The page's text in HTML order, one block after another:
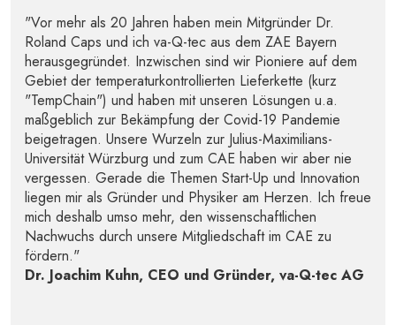
"Vor mehr als 20 Jahren haben mein Mitgründer Dr.
Roland Caps und ich va-Q-tec aus dem ZAE Bayern
herausgegründet. Inzwischen sind wir Pioniere auf dem
Gebiet der temperaturkontrollierten Lieferkette (kurz
"TempChain") und haben mit unseren Lösungen u.a.
maßgeblich zur Bekämpfung der Covid-19 Pandemie
beigetragen. Unsere Wurzeln zur Julius-Maximilians-
Universität Würzburg und zum CAE haben wir aber nie
vergessen. Gerade die Themen Start-Up und Innovation
liegen mir als Gründer und Physiker am Herzen. Ich freue
mich deshalb umso mehr, den wissenschaftlichen
Nachwuchs durch unsere Mitgliedschaft im CAE zu
fördern."
Dr. Joachim Kuhn, CEO und Gründer, va-Q-tec AG